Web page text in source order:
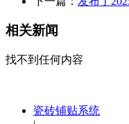
相关新闻
找不到任何内容
瓷砖铺贴系统